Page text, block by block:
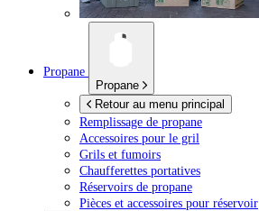
Propane
Propane
Retour au menu principal
Remplissage de propane
Accessoires pour le gril
Grils et fumoirs
Chaufferettes portatives
Réservoirs de propane
Pièces et accessoires pour réservoir